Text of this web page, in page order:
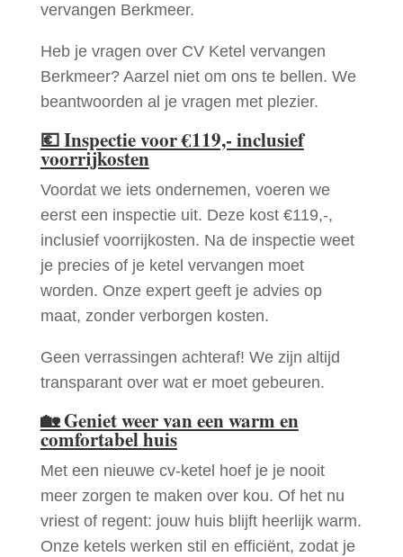
vervangen Berkmeer.
Heb je vragen over CV Ketel vervangen
Berkmeer? Aarzel niet om ons te bellen. We
beantwoorden al je vragen met plezier.
💶Inspectie voor €119,- inclusief
voorrijkosten
Voordat we iets ondernemen, voeren we
eerst een inspectie uit. Deze kost €119,-,
inclusief voorrijkosten. Na de inspectie weet
je precies of je ketel vervangen moet
worden. Onze expert geeft je advies op
maat, zonder verborgen kosten.
Geen verrassingen achteraf! We zijn altijd
transparant over wat er moet gebeuren.
🏡Geniet weer van een warm en
comfortabel huis
Met een nieuwe cv-ketel hoef je je nooit
meer zorgen te maken over kou. Of het nu
vriest of regent: jouw huis blijft heerlijk warm.
Onze ketels werken stil en efficiënt, zodat je